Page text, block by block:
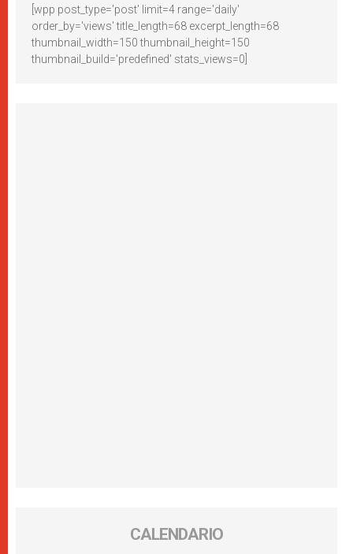
[wpp post_type='post' limit=4 range='daily'
order_by='views' title_length=68 excerpt_length=68
thumbnail_width=150 thumbnail_height=150
thumbnail_build='predefined' stats_views=0]
CALENDARIO